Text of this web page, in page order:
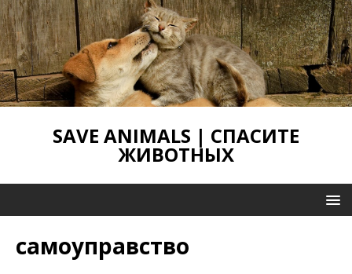
SAVE ANIMALS | СПАСИТЕ
ЖИВОТНЫХ
самоуправство